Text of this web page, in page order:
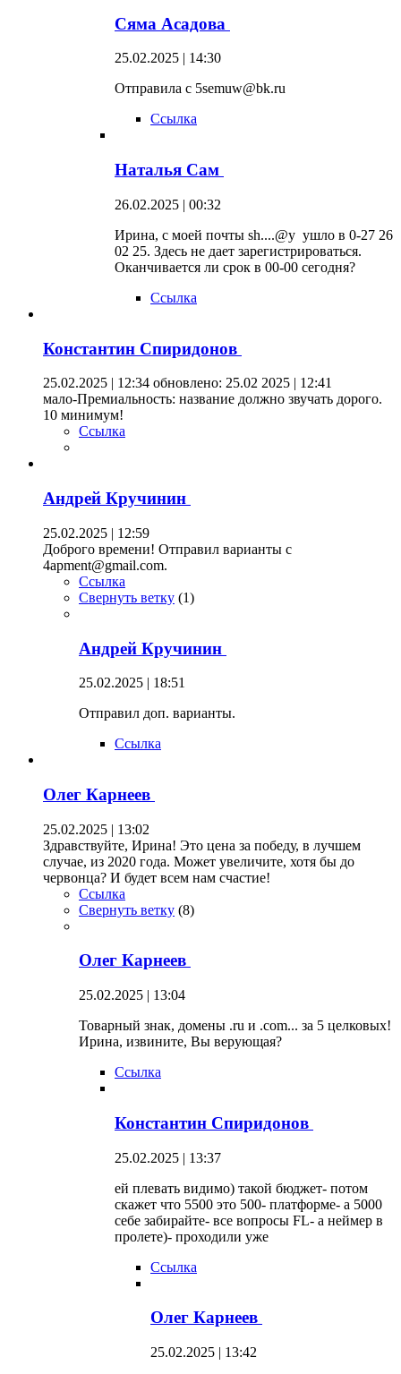
Сяма Асадова
25.02.2025 | 14:30
Отправила с 5semuw@bk.ru
Ссылка
Наталья Сам
26.02.2025 | 00:32
Ирина, с моей почты sh....@y ушло в 0-27 26
02 25. Здесь не дает зарегистрироваться.
Оканчивается ли срок в 00-00 сегодня?
Ссылка
Константин Спиридонов
25.02.2025 | 12:34 обновлено: 25.02 2025 | 12:41
мало-Премиальность: название должно звучать дорого.
10 минимум!
Ссылка
Андрей Кручинин
25.02.2025 | 12:59
Доброго времени! Отправил варианты с
4apment@gmail.com.
Ссылка
Свернуть ветку (1)
Андрей Кручинин
25.02.2025 | 18:51
Отправил доп. варианты.
Ссылка
Олег Карнеев
25.02.2025 | 13:02
Здравствуйте, Ирина! Это цена за победу, в лучшем
случае, из 2020 года. Может увеличите, хотя бы до
червонца? И будет всем нам счастие!
Ссылка
Свернуть ветку (8)
Олег Карнеев
25.02.2025 | 13:04
Товарный знак, домены .ru и .com... за 5 целковых!
Ирина, извините, Вы верующая?
Ссылка
Константин Спиридонов
25.02.2025 | 13:37
ей плевать видимо) такой бюджет- потом
скажет что 5500 это 500- платформе- а 5000
себе забирайте- все вопросы FL- а неймер в
пролете)- проходили уже
Ссылка
Олег Карнеев
25.02.2025 | 13:42